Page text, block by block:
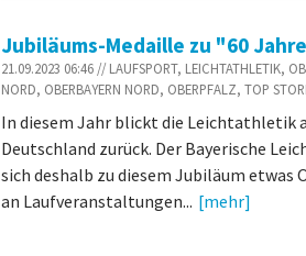
Jubiläums-Medaille zu "60
21.09.2023 06:46 // LAUFSPORT, LEICHTATHLETIK,
NORD, OBERBAYERN NORD, OBERPFALZ, TOP
In diesem Jahr blickt die Leichtathletik
Deutschland zurück. Der Bayerische
sich deshalb zu diesem Jubiläum
an Laufveranstaltungen... [mehr]